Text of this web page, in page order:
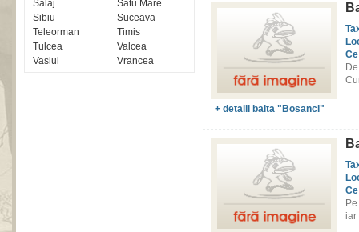
Salaj
Satu Mare
Sibiu
Suceava
Teleorman
Timis
Tulcea
Valcea
Vaslui
Vrancea
+ detalii balta "Bosanci"
iar